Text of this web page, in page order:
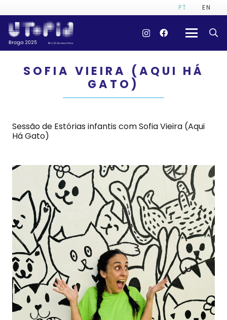
PT EN
SOFIA VIEIRA (AQUI HÁ
GATO)
Sessão de Estórias infantis com Sofia Vieira (Aqui
Há Gato)